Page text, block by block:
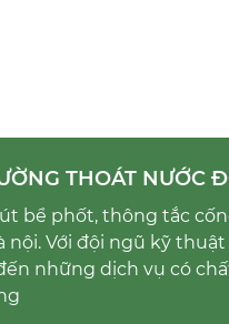
THOÁT NƯỚC
bể phốt, thông tắc
Với đội ngũ kỹ
những dịch vụ có